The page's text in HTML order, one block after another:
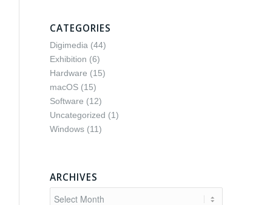
CATEGORIES
Digimedia (44)
Exhibition (6)
Hardware (15)
macOS (15)
Software (12)
Uncategorized (1)
Windows (11)
ARCHIVES